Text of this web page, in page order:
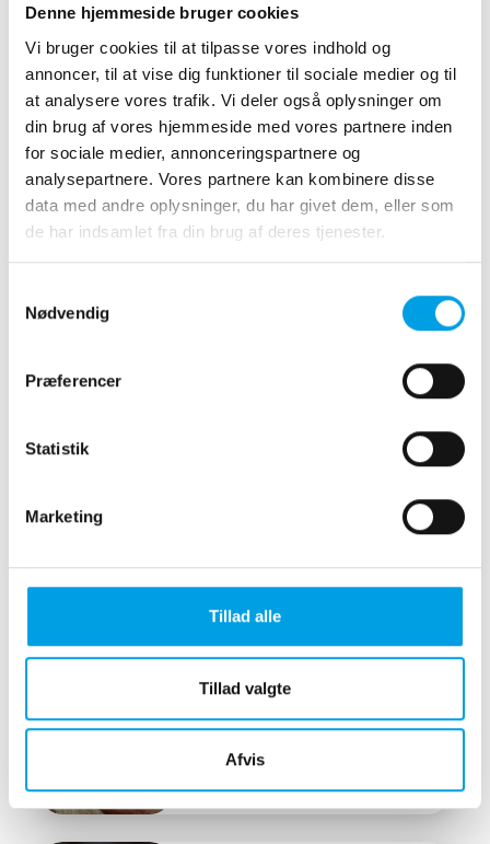
Denne hjemmeside bruger cookies
Vi bruger cookies til at tilpasse vores indhold og
annoncer, til at vise dig funktioner til sociale medier og til
at analysere vores trafik. Vi deler også oplysninger om
din brug af vores hjemmeside med vores partnere inden
for sociale medier, annonceringspartnere og
analysepartnere. Vores partnere kan kombinere disse
data med andre oplysninger, du har givet dem, eller som
de har indsamlet fra din brug af deres tjenester.
Nødvendig
Præferencer
Statistik
Marketing
Tillad alle
Tillad valgte
Afvis
Scanning
Operationer, narkose og
Sterilisation